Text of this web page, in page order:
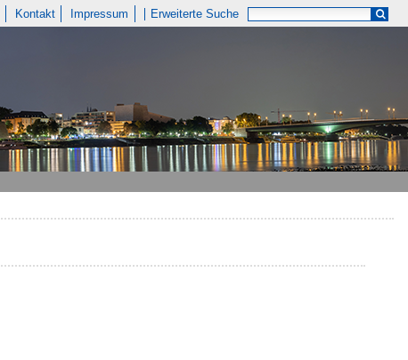
Kontakt Impressum Erweiterte Suche